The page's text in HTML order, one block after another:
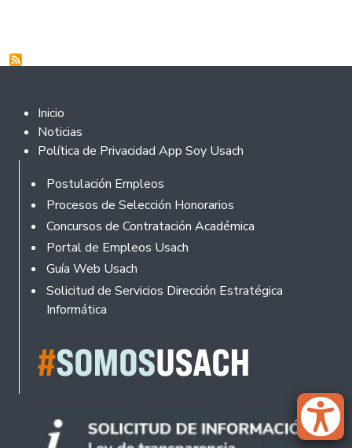
Footer 2
Inicio
Noticias
Política de Privacidad App Soy Usach
Rodapé
Postulación Empleos
Procesos de Selección Honorarios
Concursos de Contratación Académica
Portal de Empleos Usach
Guía Web Usach
Solicitud de Servicios Dirección Estratégica
Informática